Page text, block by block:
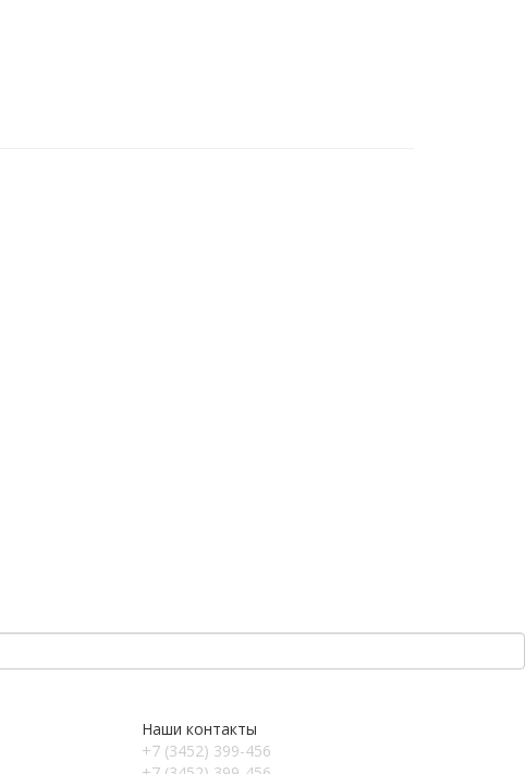
Наши контакты
+7 (3452) 399-456